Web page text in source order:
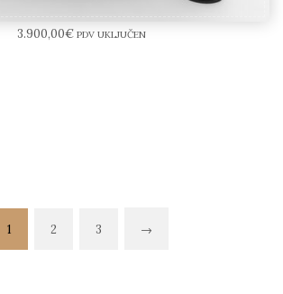
– BODYTONE “SOLID ROCK-E”
3.900,00€ PDV UKLJUČEN
1 2 3 →